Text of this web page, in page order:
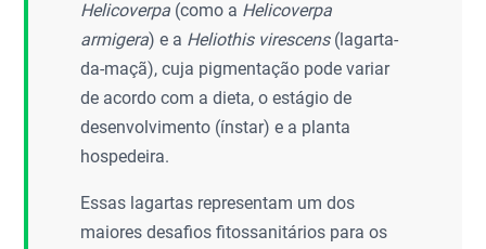
Helicoverpa (como a Helicoverpa
armigera) e a Heliothis virescens(lagarta-
da-maçã), cuja pigmentação pode variar
de acordo com a dieta, o estágio de
desenvolvimento (ínstar) e a planta
hospedeira.
Essas lagartas representam um dos
maiores desafios fitossanitários para os